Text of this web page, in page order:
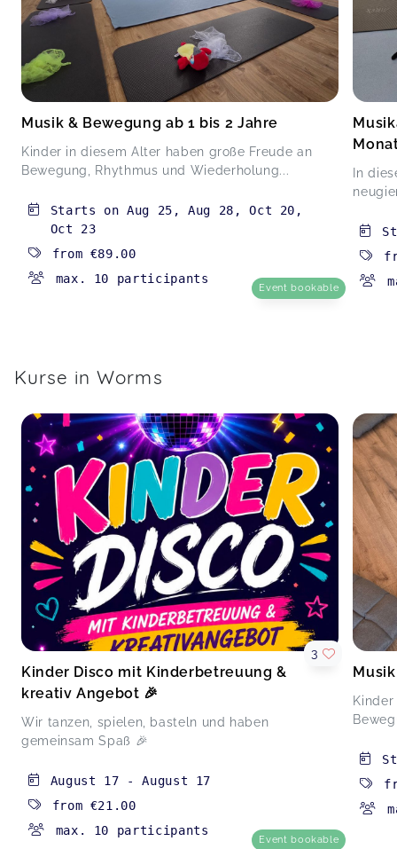
Musik & Bewegung ab 1 bis 2 Jahre
Kinder in diesem Alter haben große Freude an
Bewegung, Rhythmus und Wiederholung...
Starts onAug 25 ,Aug 28 ,Oct 20 ,
Oct 23
from €89.00
max. 10 participants
Event bookable
In
Kurse in Worms
Kinder Disco mit Kinderbetreuung &
kreativ Angebot 🎉
Wir tanzen, spielen, basteln und haben
gemeinsam Spaß 🎉
3
August 17 -August 17
from €21.00
max. 10 participants
Event bookable